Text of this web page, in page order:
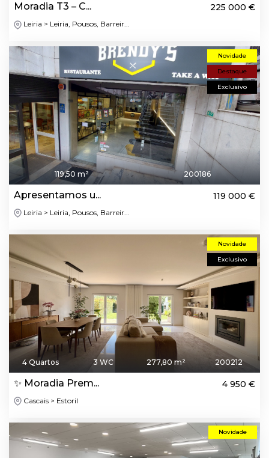
Moradia T3 – C... 225 000 €
Leiria > Leiria, Pousos, Barreir...
Novidade
Destaque
Exclusivo
119,50 m² 200186
Apresentamos u... 119 000 €
Leiria > Leiria, Pousos, Barreir...
Novidade
Exclusivo
4 Quartos 3 WC 277,80 m² 200212
✨ Moradia Prem... 4 950 €
Cascais > Estoril
Novidade